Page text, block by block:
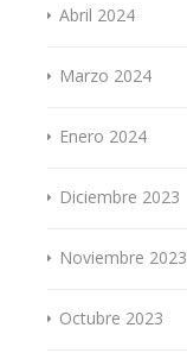
Abril 2024
Marzo 2024
Enero 2024
Diciembre 2023
Noviembre 2023
Octubre 2023